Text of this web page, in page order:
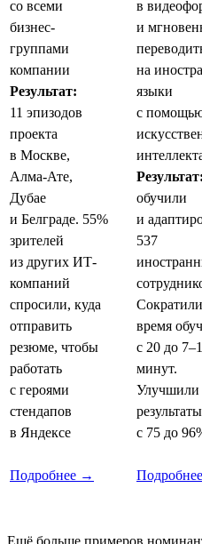
со всеми
бизнес-
группами
компании
Результат:
11 эпизодов
проекта
в Москве,
Алма-Ате,
Дубае
и Белграде. 55%
зрителей
из других ИТ-
компаний
спросили, куда
отправить
резюме, чтобы
работать
с героями
стендапов
в Яндексе
Подробнее →
в
и
на
языки
с
Результат:
обучили
и
537
Сократили
время
с 20 до
минут.
Улучшили
с 75 до
Ещё больше примеров